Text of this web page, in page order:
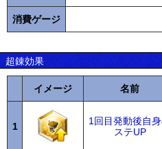
消費ゲージ
超錬効果
イメージ 名前
1
1回目発動後自
ステUP